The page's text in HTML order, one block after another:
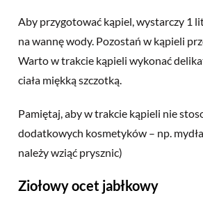
Aby przygotować kąpiel, wystarczy 1
na wannę wody. Pozostań w kąpieli
Warto w trakcie kąpieli wykonać
ciała miękką szczotką.
Pamiętaj, aby w trakcie kąpieli nie
dodatkowych kosmetyków – np.
należy wziąć prysznic)
Ziołowy ocet jabłkowy